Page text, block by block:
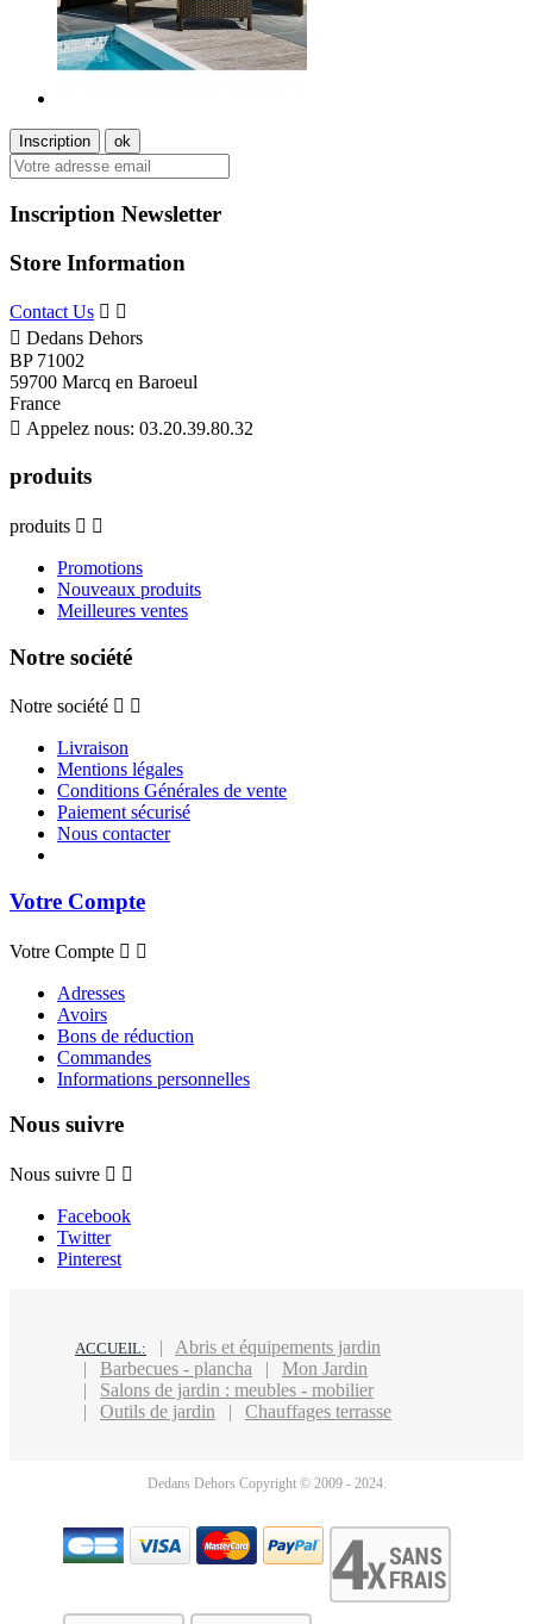
Inscription Newsletter
Store Information
Contact Us  
 Dedans Dehors
BP 71002
59700 Marcq en Baroeul
France
 Appelez nous: 03.20.39.80.32
produits
produits  
Promotions
Nouveaux produits
Meilleures ventes
Notre société
Notre société  
Livraison
Mentions légales
Conditions Générales de vente
Paiement sécurisé
Nous contacter
Votre Compte
Votre Compte  
Adresses
Avoirs
Bons de réduction
Commandes
Informations personnelles
Nous suivre
Nous suivre  
Facebook
Twitter
Pinterest
ACCUEIL:
Abris et équipements jardin
Barbecues - plancha
Mon Jardin
Salons de jardin : meubles - mobilier
Outils de jardin
Chauffages terrasse
Dedans Dehors Copyright © 2009 - 2024.